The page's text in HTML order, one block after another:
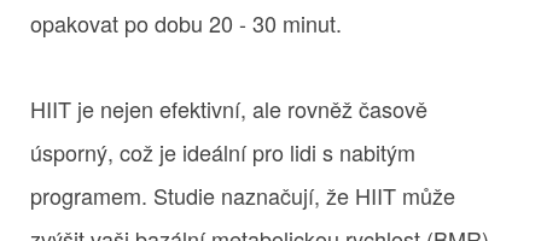
opakovat po dobu 20 - 30 minut.
HIIT je nejen efektivní, ale rovněž časově
úsporný, což je ideální pro lidi s nabitým
programem. Studie naznačují, že HIIT může